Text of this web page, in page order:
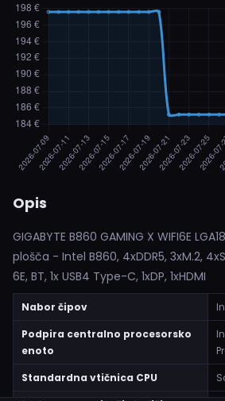
Opis
GIGABYTE B860 GAMING X WIFI6E
plošča - Intel B860, 4xDDR5, 3xM.2,
6E, BT, 1x USB4 Type-C, 1xDP, 1xHDMI
Nabor čipov
Podpira centralno procesorsko
enoto
Standardna vtičnica CPU